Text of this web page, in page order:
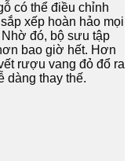
có thể điều chỉnh
xếp hoàn hảo mọi
đó, bộ sưu tập
bao giờ hết. Hơn
rượu vang đỏ đổ ra
dàng thay thế.